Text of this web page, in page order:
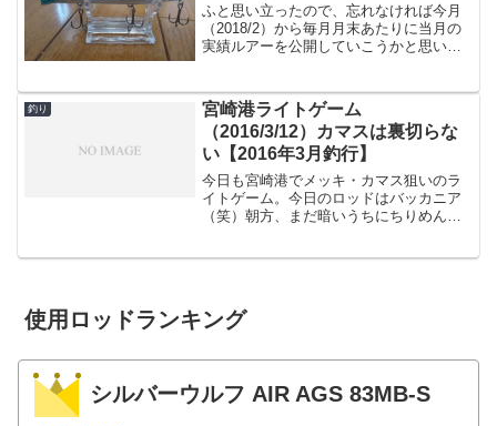
ふと思い立ったので、忘れなければ今月
（2018/2）から毎月月末あたりに当月の
実績ルアーを公開していこうかと思いま
ので、基本小さいルアーが多いです。途
中途中で釣行記...
釣り
宮崎港ライトゲーム
（2016/3/12）カマスは裏切らな
い【2016年3月釣行】
今日も宮崎港でメッキ・カマス狙いのラ
イトゲーム。今日のロッドはバッカニア
（笑）朝方、まだ暗いうちにちりめん工
使用ロッドランキング
シルバーウルフ AIR AGS 83MB-S